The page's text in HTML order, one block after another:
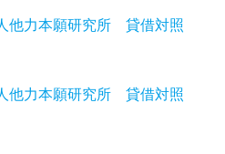
他力本願研究所 貸借対照
他力本願研究所 貸借対照